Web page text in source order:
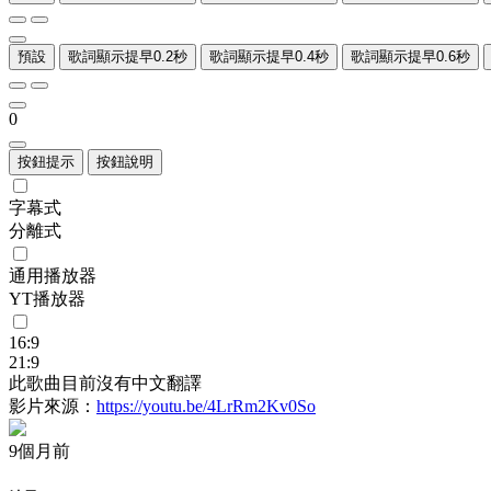
預設 歌詞顯示提早0.2秒 歌詞顯示提早0.4秒 歌詞顯示提早0.6秒
0
按鈕提示 按鈕說明
字幕式
分離式
通用播放器
YT播放器
16:9
21:9
此歌曲目前沒有中文翻譯
影片來源： https://youtu.be/4LrRm2Kv0So
9個月前